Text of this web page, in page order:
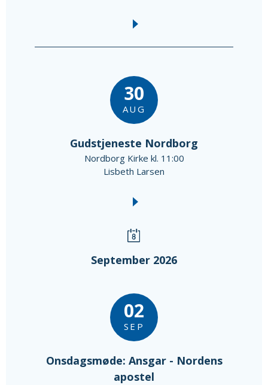
30
AUG
Gudstjeneste Nordborg
Nordborg Kirke kl. 11:00
Lisbeth Larsen
September 2026
02
SEP
Onsdagsmøde: Ansgar - Nordens
apostel